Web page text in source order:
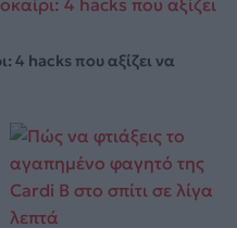
4 hacks που αξίζει να